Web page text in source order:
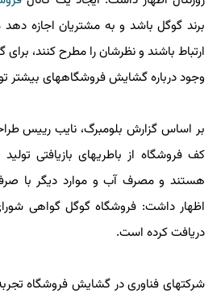
برند گوگل باشد و به مشتریان اجازه
ارتباط باشند و نظرشان را مطرح کنند،
وجود درباره گشایش فروشگاههای بیشتر
بر اساس گزارش بلومبرگ، نایب رییس
کف فروشگاه از باطریهای بازیافتی
هستند و مصرف آب و موارد دیگر با
اظهار داشت: فروشگاه گوگل گواهی
دریافت کرده است.
شرکتهای فناوری در گشایش فروشگاه